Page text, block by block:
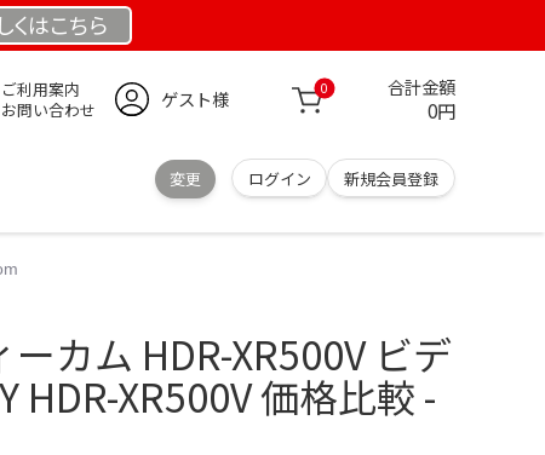
くはこちら
ご利用案内
お問い合わせ
ゲスト様 0 合計金額
0円
変更 ログイン 新規会員登録
ーカム HDR-XR500V ビデ
HDR-XR500V 価格比較 -